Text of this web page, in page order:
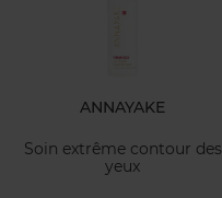
ANNAYAKE
Soin extrême contour des
yeux